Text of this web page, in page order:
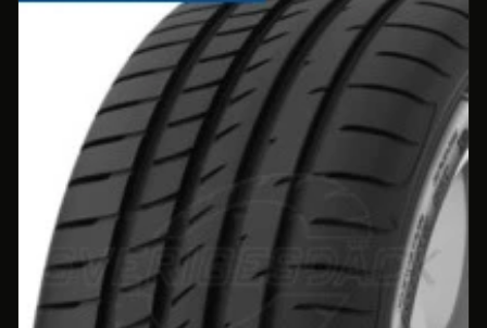
Du har vunnit gratis spolvätska till din bil
🇸🇪 +46
Hämta din gåva
Vid varje bokning fyller vi på din spolvätska — helt gratis.